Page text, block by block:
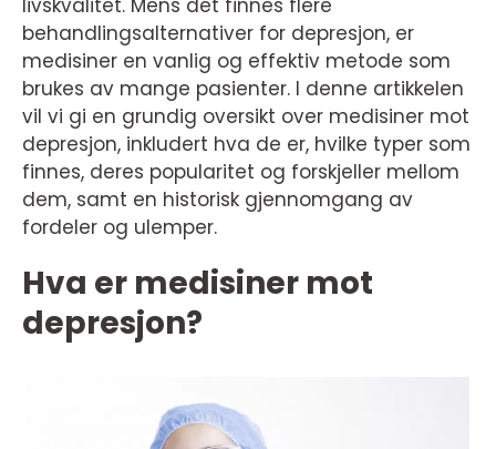
livskvalitet. Mens det finnes flere
behandlingsalternativer for depresjon, er
medisiner en vanlig og effektiv metode som
brukes av mange pasienter. I denne artikkelen
vil vi gi en grundig oversikt over medisiner mot
depresjon, inkludert hva de er, hvilke typer som
finnes, deres popularitet og forskjeller mellom
dem, samt en historisk gjennomgang av
fordeler og ulemper.
Hva er medisiner mot
depresjon?